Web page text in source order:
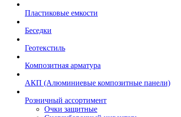
Пластиковые емкости
Беседки
Геотекстиль
Композитная арматура
АКП (Алюминиевые композитные панели)
Розничный ассортимент
Очки защитные